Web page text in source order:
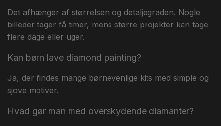
Det afhænger af størrelsen og detaljegraden. Nogle
billeder tager få timer, mens større projekter kan tage
flere dage eller uger.
Kan børn lave diamond painting?
Ja, der findes mange børnevenlige kits med simple og
sjove motiver.
Hvad gør man med overskydende diamanter?